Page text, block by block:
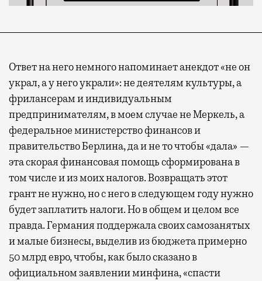
Ответ на него немного напоминает анекдот «не он
украл, а у него украли»: не деятелям культуры, а
фрилансерам и индивидуальным
предпринимателям, в моем случае не Меркель, а
федеральное министерство финансов и
правительство Берлина, да и не то чтобы «дала» —
эта скорая финансовая помощь сформирована в
том числе и из моих налогов. Возвращать этот
грант не нужно, но с него в следующем году нужно
будет заплатить налоги. Но в общем и целом все
правда. Германия поддержала своих самозанятых
и малые бизнесы, выделив из бюджета примерно
50 млрд евро, чтобы, как было сказано в
официальном заявлении минфина, «спасти